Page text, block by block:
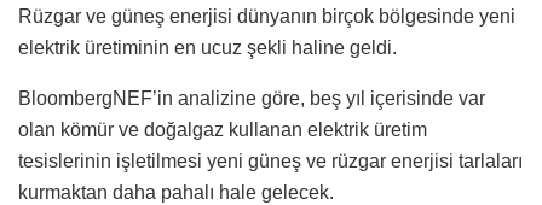
Rüzgar ve güneş enerjisi dünyanın birçok bölgesinde yeni
elektrik üretiminin en ucuz şekli haline geldi.
BloombergNEF’in analizine göre, beş yıl içerisinde var
olan kömür ve doğalgaz kullanan elektrik üretim
tesislerinin işletilmesi yeni güneş ve rüzgar enerjisi tarlaları
kurmaktan daha pahalı hale gelecek.